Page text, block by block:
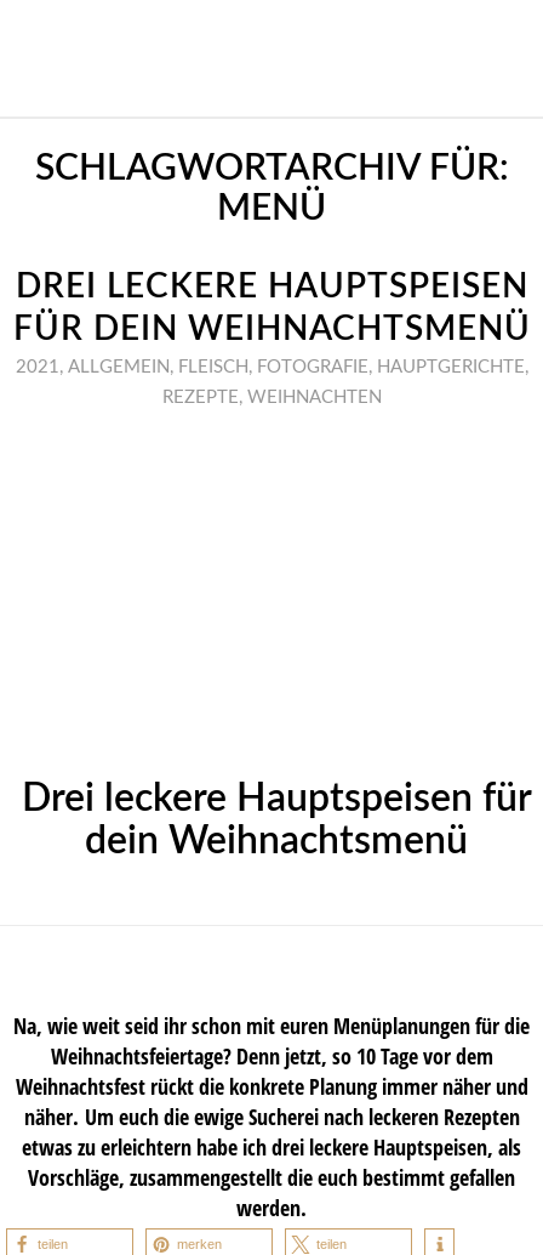
SCHLAGWORTARCHIV FÜR:
MENÜ
DREI LECKERE HAUPTSPEISEN
FÜR DEIN WEIHNACHTSMENÜ
2021, ALLGEMEIN , FLEISCH , FOTOGRAFIE, HAUPTGERICHTE,
REZEPTE, WEIHNACHTEN
Drei leckere Hauptspeisen für
dein Weihnachtsmenü
Na, wie weit seid ihr schon mit euren Menüplanungen für die
Weihnachtsfeiertage? Denn jetzt, so 10 Tage vor dem
Weihnachtsfest rückt die konkrete Planung immer näher und
näher. Um euch die ewige Sucherei nach leckeren Rezepten
etwas zu erleichtern habe ich drei leckere Hauptspeisen, als
Vorschläge, zusammengestellt die euch bestimmt gefallen
werden.
teilen merken teilen